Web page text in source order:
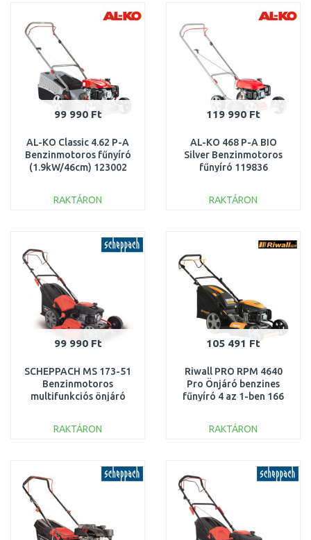
Összehasonlítás Összehasonlítás
99 990 Ft
AL-KO Classic 4.62 P-A
Benzinmotoros fűnyíró
(1.9kW/46cm) 123002
RAKTÁRON
Összehasonlítás
119 990 Ft
AL-KO 468 P-A BIO
Silver Benzinmotoros
fűnyíró 119836
RAKTÁRON
Összehasonlítás
99 990 Ft
SCHEPPACH MS 173-51
Benzinmotoros
multifunkciós önjáró
5911259942
RAKTÁRON
Összehasonlítás
105 491 Ft
Riwall PRO RPM 4640
Pro Önjáró benzines
fűnyíró 4 az 1-ben 166
RAKTÁRON
Összehasonlítás